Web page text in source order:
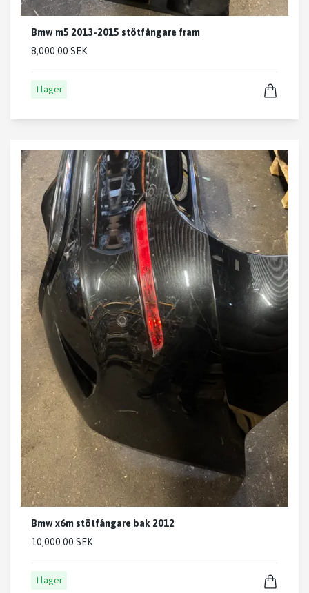
Bmw m5 2013-2015 stötfångare fram
8,000.00 SEK
I lager
Bmw x6m stötfångare bak 2012
10,000.00 SEK
I lager